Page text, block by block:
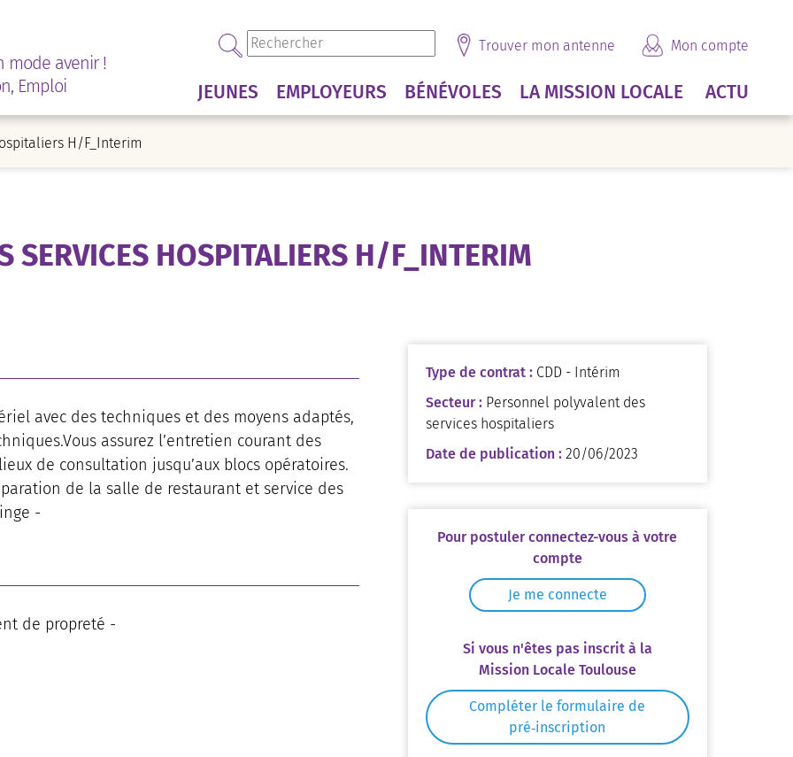
mode avenir !
Emploi
Trouver mon antenne Mon compte
JEUNES EMPLOYEURS BÉNÉVOLES LA MISSION LOCALE ACTU
H/F_Interim
SERVICES HOSPITALIERS H/F_INTERIM
avec des techniques et des moyens adaptés,
assurez l’entretien courant des
de consultation jusqu’aux blocs opératoires.
de la salle de restaurant et service des
-
de propreté -
Type de contrat : CDD - Intérim
Secteur : Personnel polyvalent des
services hospitaliers
Date de publication : 20/06/2023
Pour postuler connectez-vous à votre
compte
Je me connecte
Si vous n'êtes pas inscrit à la
Mission Locale Toulouse
Compléter le formulaire de
pré‑inscription